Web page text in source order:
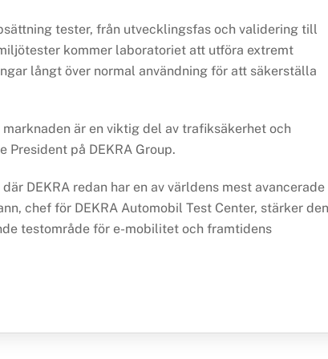
tester, från utvecklingsfas och validering till
kommer laboratoriet att utföra extremt
långt över normal användning för att säkerställa
är en viktig del av trafiksäkerhet och
President på DEKRA Group.
DEKRA redan har en av världens mest avancerade
chef för DEKRA Automobil Test Center, stärker den
testområde för e-mobilitet och framtidens